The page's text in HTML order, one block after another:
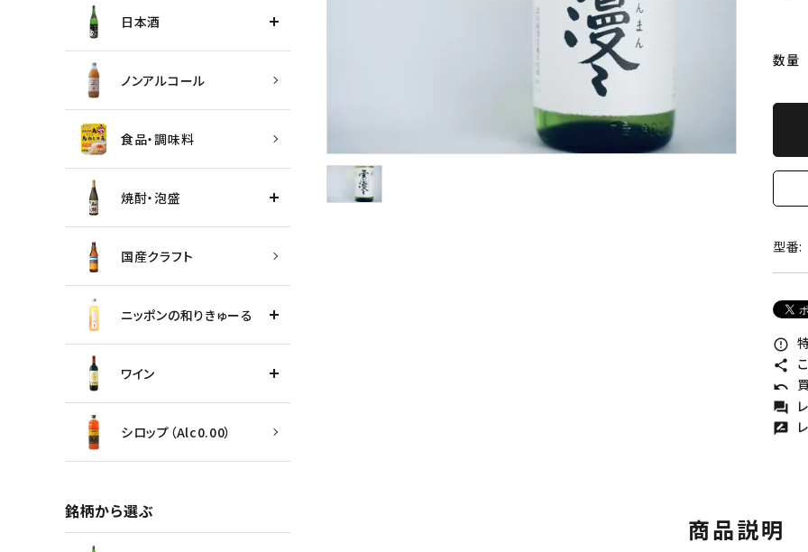
数量
型番:
error_outline
share
undo
forum
rate_review
商品説明
日本酒
ノンアルコール
食品・調味料
焼酎・泡盛
国産クラフト
ニッポンの和りきゅーる
ワイン
シロップ（Alc0.00）
銘柄から選ぶ